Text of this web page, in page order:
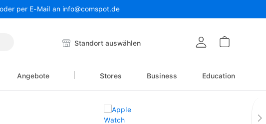
per E-Mail an info@comspot.de
Standort auswählen
Angebote Stores Business Education